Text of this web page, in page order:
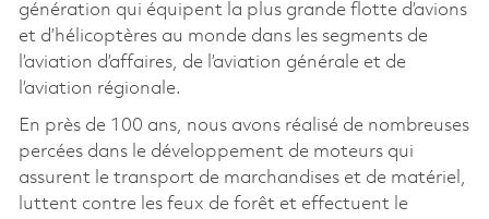
génération qui équipent la plus grande flotte d’avions
et d’hélicoptères au monde dans les segments de
l’aviation d’affaires, de l’aviation générale et de
l’aviation régionale.
En près de 100 ans, nous avons réalisé de nombreuses
percées dans le développement de moteurs qui
assurent le transport de marchandises et de matériel,
luttent contre les feux de forêt et effectuent le